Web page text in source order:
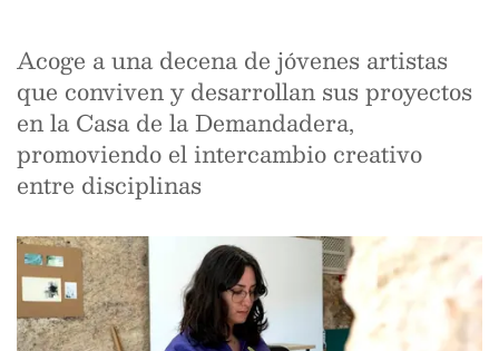
Acoge a una decena de jóvenes artistas
que conviven y desarrollan sus proyectos
en la Casa de la Demandadera,
promoviendo el intercambio creativo
entre disciplinas